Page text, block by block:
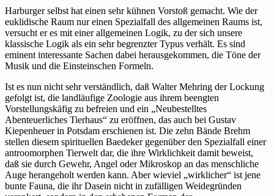
Harburger selbst hat einen sehr kühnen Vorstoß gemacht. Wie der
euklidische Raum nur einen Spezialfall des allgemeinen Raums ist,
versucht er es mit einer allgemeinen Logik, zu der sich unsere
klassische Logik als ein sehr begrenzter Typus verhält. Es sind
eminent interessante Sachen dabei herausgekommen, die Töne der
Musik und die Einsteinschen Formeln.
Ist es nun nicht sehr verständlich, daß Walter Mehring der Lockung
gefolgt ist, die landläufige Zoologie aus ihrem beengten
Vorstellungskäfig zu befreien und ein „Neubestelltes
Abenteuerliches Tierhaus“ zu eröffnen, das auch bei Gustav
Kiepenheuer in Potsdam erschienen ist. Die zehn Bände Brehm
stellen diesem spirituellen Baedeker gegenüber den Spezialfall einer
antroomorphen Tierwelt dar, die ihre Wirklichkeit damit beweist,
daß sie durch Gewehr, Angel oder Mikroskop an das menschliche
Auge herangeholt werden kann. Aber wieviel „wirklicher“ ist jene
bunte Fauna, die ihr Dasein nicht in zufälligen Weidegründen